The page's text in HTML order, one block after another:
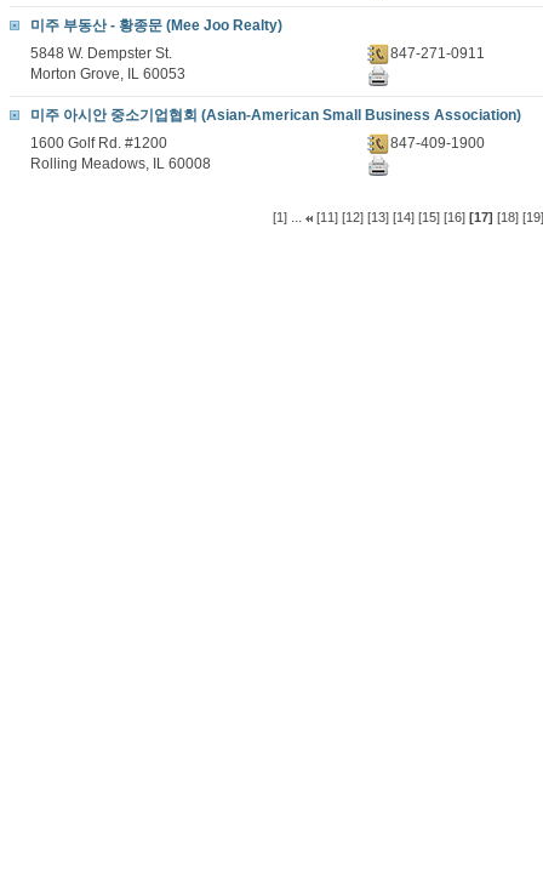
미주 부동산 - 황종문 (Mee Joo Realty)
5848 W. Dempster St.
Morton Grove, IL 60053
847-271-0911
미주 아시안 중소기업협회 (Asian-American Small Business Association)
1600 Golf Rd. #1200
Rolling Meadows, IL 60008
847-409-1900
[1]... [11] [12] [13] [14] [15] [16] [17] [18] [19]